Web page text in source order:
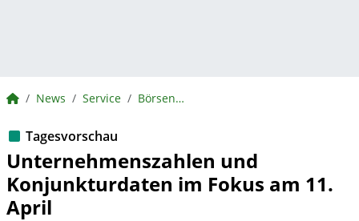
BörsenNEWS.de
News Service BörsenNEWS.de
Tagesvorschau
Unternehmenszahlen und
Konjunkturdaten im Fokus am 11.
April